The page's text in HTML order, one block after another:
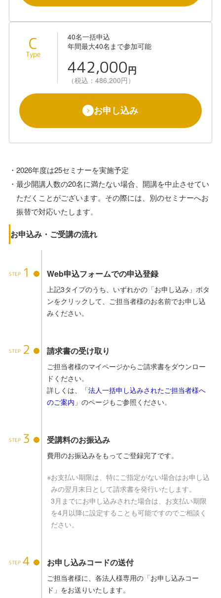
C
Type
40名一括申込
年間最大40名まで参加可能
442,000円
（税込：486,200円）
お申し込み
2026年度は25セミナーを実施予定
最少開講人数の20名に満たない場合、開講を中止させてい
ただくことがございます。その際には、別のセミナーへお
振替で対応いたします。
お申込み・ご受講の流れ
1 Web申込フォームでの申込登録
上記3タイプのうち、いずれかの「お申し込み」ボタ
ンをクリックして、ご担当者様のお名前でお申し込
みください。
2 請求書の受け取り
ご担当者様のマイページからご請求書をダウンロー
ドください。
詳しくは、「法人一括申し込みされたご担当者様へ
のご案内 」のページもご参照ください。
3 受講料のお振込み
費用のお振込みをもってご登録完了です。
※お支払い期限は、特にご指定がない場合はお申し込
みの翌月末日として請求書を発行いたします。
3月までにお申し込みされた場合は、お支払い期限
を4月以降に設定することも可能ですのでご相談く
ださい。
4 お申し込みコードの送付
ご担当者様に、各法人様専用の「お申し込みコー
ド」をお送りいたします。